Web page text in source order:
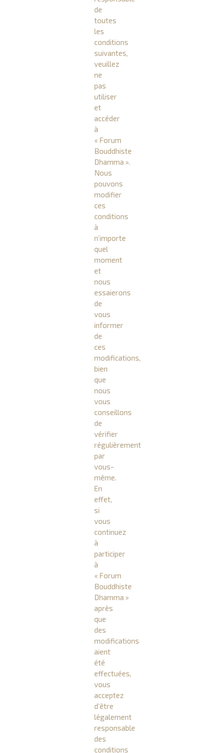
de
toutes
les
conditions
suivantes,
veuillez
ne
pas
utiliser
et
accéder
à
« Forum
Bouddhiste
Dhamma ».
Nous
pouvons
modifier
ces
conditions
à
n’importe
quel
moment
et
nous
essaierons
de
vous
informer
de
ces
modifications,
bien
que
nous
vous
conseillons
de
vérifier
régulièrement
par
vous-
même.
En
effet,
si
vous
continuez
à
participer
à
« Forum
Bouddhiste
Dhamma »
après
que
des
modifications
aient
été
effectuées,
vous
acceptez
d’être
légalement
responsable
des
conditions